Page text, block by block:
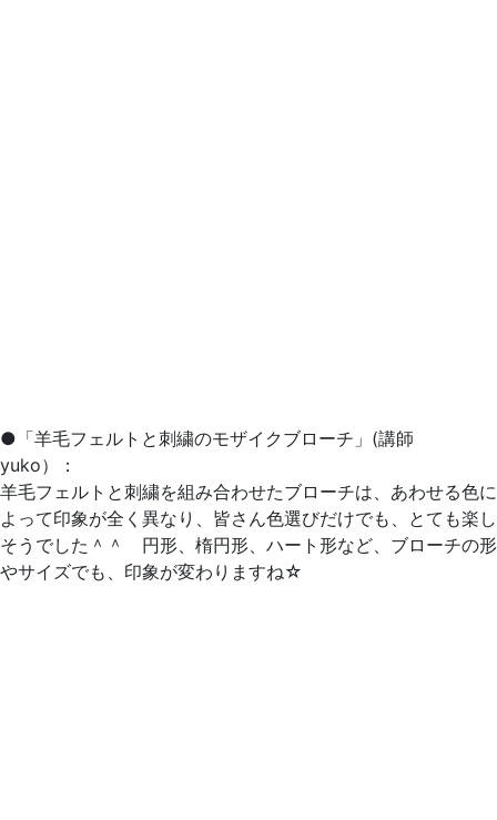
●「羊毛フェルトと刺繍のモザイクブローチ」(講師
yuko）：
羊毛フェルトと刺繍を組み合わせたブローチは、あわせる色に
よって印象が全く異なり、皆さん色選びだけでも、とても楽し
そうでした＾＾ 円形、楕円形、ハート形など、ブローチの形
やサイズでも、印象が変わりますね☆